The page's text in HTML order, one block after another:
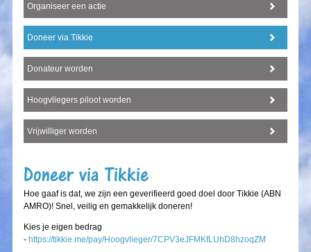
Organiseer een actie
Doneer via Tikkie
Donateur worden
Hoogvliegers piloot worden
Vrijwilliger worden
Doneer via Tikkie
Hoe gaaf is dat, we zijn een geverifieerd goed doel door Tikkie (ABN
AMRO)! Snel, veilig en gemakkelijk doneren!
Kies je eigen bedrag
-https://tikkie.me/pay/Hoogvlieger/7CPV3eJFMKfLUhD8hzoqZM